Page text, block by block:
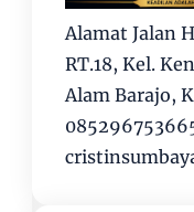
Alamat Jalan
RT.18, Kel.
Alam Barajo,